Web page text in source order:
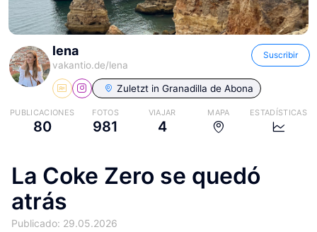
lena
vakantio.de/lena
Suscribir
Zuletzt in Granadilla de Abona
PUBLICACIONES
80
FOTOS
981
VIAJAR
4
MAPA ESTADÍSTICAS
La Coke Zero se quedó
atrás
Publicado: 29.05.2026